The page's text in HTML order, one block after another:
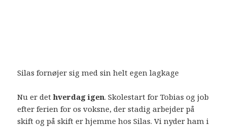
Silas fornøjer sig med sin helt egen lagkage
Nu er dethverdag igen. Skolestart for Tobias og job
efter ferien for os voksne, der stadig arbejder på
skift og på skift er hjemme hos Silas. Vi nyder ham i